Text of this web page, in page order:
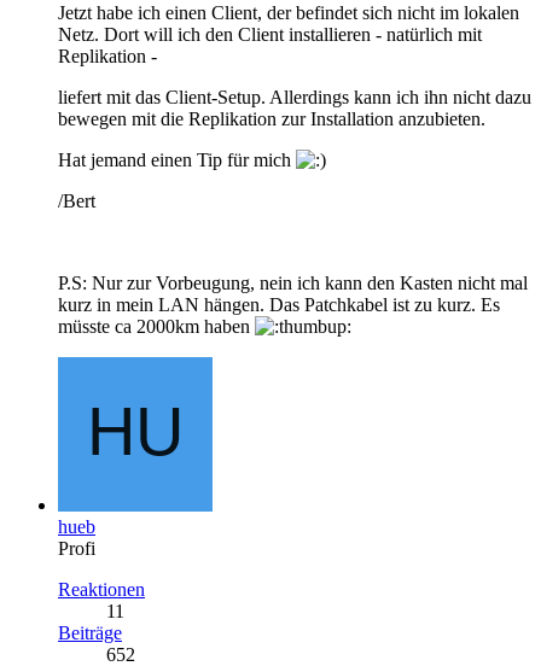
Jetzt habe ich einen Client, der befindet sich nicht im lokalen
Netz. Dort will ich den Client installieren - natürlich mit
Replikation -
liefert mit das Client-Setup. Allerdings kann ich ihn nicht dazu
bewegen mit die Replikation zur Installation anzubieten.
Hat jemand einen Tip für mich
/Bert
P.S: Nur zur Vorbeugung, nein ich kann den Kasten nicht mal
kurz in mein LAN hängen. Das Patchkabel ist zu kurz. Es
müsste ca 2000km haben
hueb
Profi
Reaktionen
11
Beiträge
652